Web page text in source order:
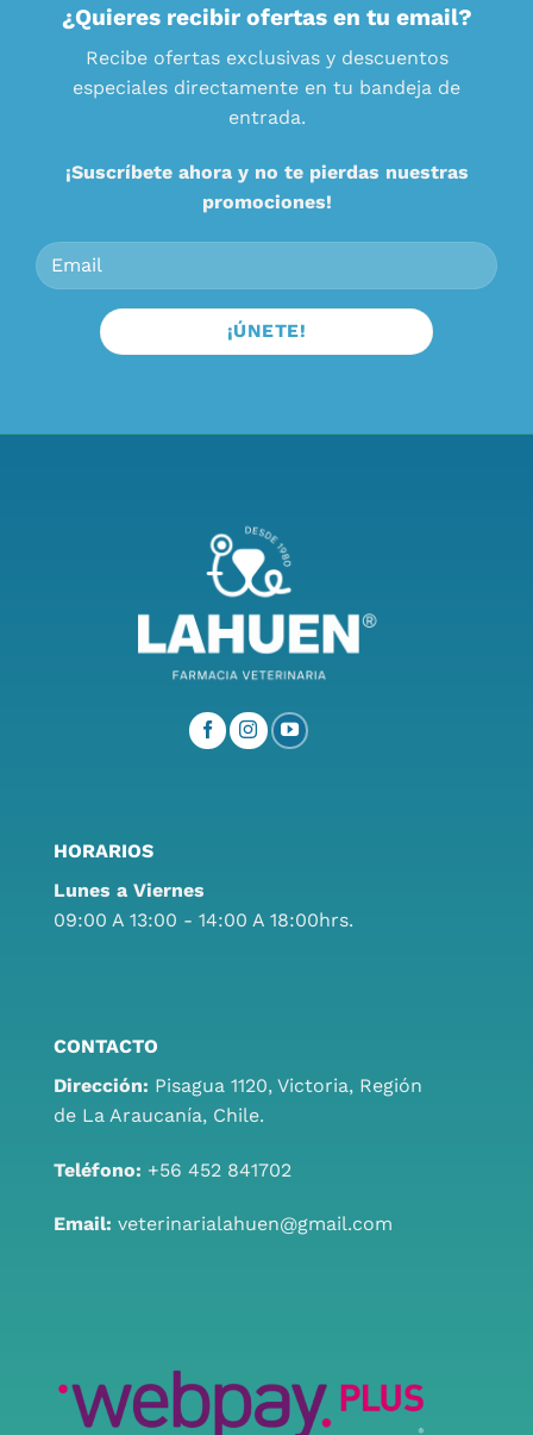
¿Quieres recibir ofertas en tu email?
Recibe ofertas exclusivas y descuentos
especiales directamente en tu bandeja de
entrada.
¡Suscríbete ahora y no te pierdas nuestras
promociones!
HORARIOS
Lunes a Viernes
09:00 A 13:00 - 14:00 A 18:00hrs.
CONTACTO
Dirección: Pisagua 1120, Victoria, Región
de La Araucanía, Chile.
Teléfono: +56 452 841702
Email: veterinarialahuen@gmail.com